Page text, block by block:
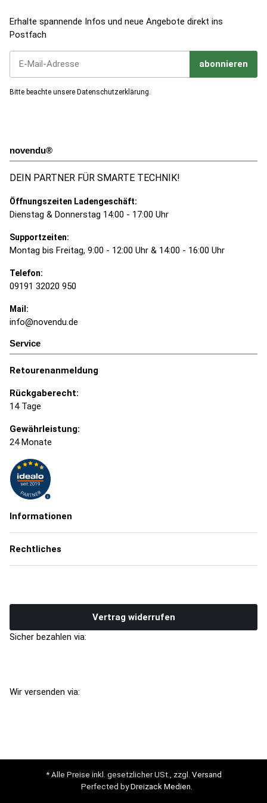
Erhalte spannende Infos und neue Angebote direkt ins
Postfach
abonnieren
Jetzt unseren Newsletter abonnieren
Bitte beachte unsere Datenschutzerklärung
novendu®
DEIN PARTNER FÜR SMARTE TECHNIK!
Öffnungszeiten Ladengeschäft:
Dienstag & Donnerstag 14:00 - 17:00 Uhr
Supportzeiten:
Montag bis Freitag, 9:00 - 12:00 Uhr & 14:00 - 16:00 Uhr
Telefon:
09191 32020 950
Mail:
info@novendu.de
Service
Retourenanmeldung
Rückgaberecht:
14 Tage
Gewährleistung:
24 Monate
Informationen
Rechtliches
Vertrag widerrufen
Sicher bezahlen via:
Wir versenden via:
* Alle Preise inkl. gesetzlicher USt., zzgl. Versand
Perfected byDreizack Medien